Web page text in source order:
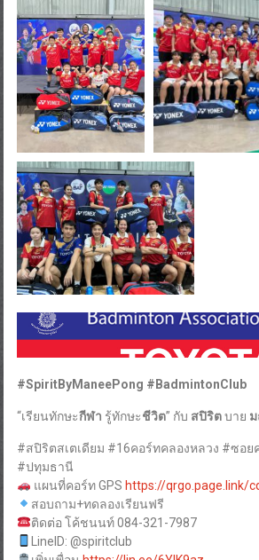
#SpiritByManeePong #BadmintonClub
“เรียนทักษะกีฬา รู้ทักษะชีวิต” กับ สปิริตบาย
#สปิริตสเตเดียม #16คอร์ทคลองหลวง #ซอ
#ปทุมธานี
แผนที่คอร์ท GPS https://qrgo.page.link/
สอบถาม+ทดลองเรียนฟรี
ติดต่อ โค้ชนนท์ 084-321-7987
LineID: @spiritclub